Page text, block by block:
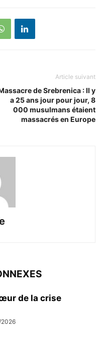
Article suivant
de Srebrenica : Il y
a 25 ans jour pour jour, 8
000 musulmans étaient
massacrés en Europe
de la crise